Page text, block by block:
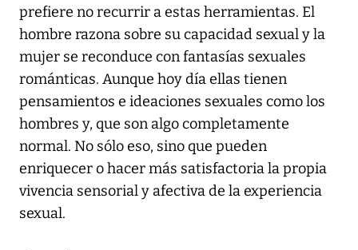
prefiere no recurrir a estas herramientas. El
hombre razona sobre su capacidad sexual y la
mujer se reconduce con fantasías sexuales
románticas. Aunque hoy día ellas tienen
pensamientos e ideaciones sexuales como los
hombres y, que son algo completamente
normal. No sólo eso, sino que pueden
enriquecer o hacer más satisfactoria la propia
vivencia sensorial y afectiva de la experiencia
sexual.